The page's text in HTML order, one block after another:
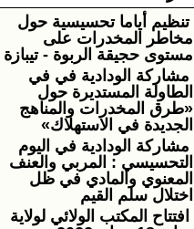
تنظيم أياما تحسيسية حول
مخاطر المخدرات على
مستوى حجيقة الربوة - تيبازة
مشاركة الودادية في في
الطاولة المستديرة حول
«طرق المخدرات والمناهج
الجديدة في الاستهلاك»
مشاركة الودادية في اليوم
التحسيسي : المربي والعنف
المعنوي والمادي في ظل
اختلال سلم القيم
افتتاح المكتب الولائي لولاية